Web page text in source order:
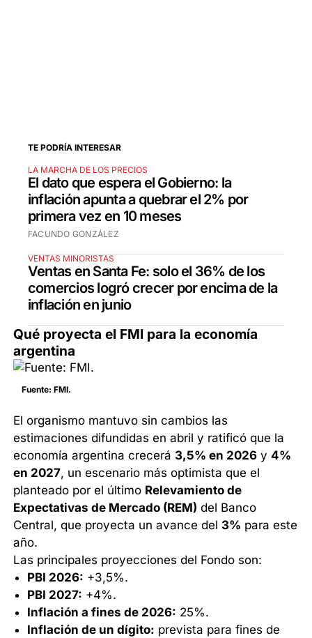
TE PODRÍA INTERESAR
LA MARCHA DE LOS PRECIOS
El dato que espera el Gobierno: la
inflación apunta a quebrar el 2% por
primera vez en 10 meses
FACUNDO GONZÁLEZ
VENTAS MINORISTAS
Ventas en Santa Fe: solo el 36% de los
comercios logró crecer por encima de la
inflación en junio
Qué proyecta el FMI para la economía
argentina
Fuente: FMI.
El organismo mantuvo sin cambios las
estimaciones difundidas en abril y ratificó que la
economía argentina crecerá 3,5% en 2026 y4%
en 2027, un escenario más optimista que el
planteado por el último Relevamiento de
Expectativas de Mercado (REM) del Banco
Central, que proyecta un avance del 3% para este
año.
Las principales proyecciones del Fondo son:
PBI 2026: +3,5%.
PBI 2027: +4%.
Inflación a fines de 2026: 25%.
Inflación de un dígito: prevista para fines de